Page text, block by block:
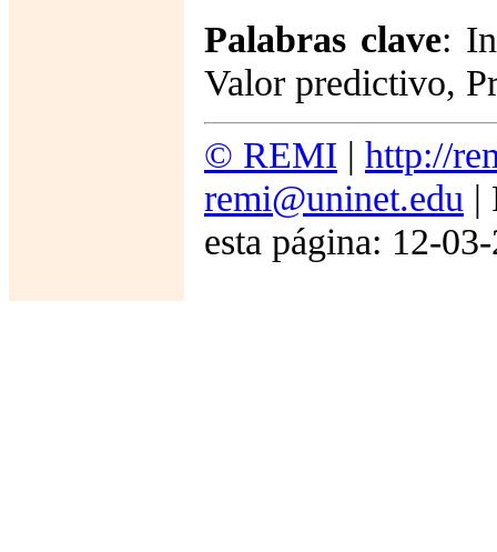
Palabras clave:
Valor predictivo,
© REMI | http://
remi@uninet.edu |
esta página: 12-